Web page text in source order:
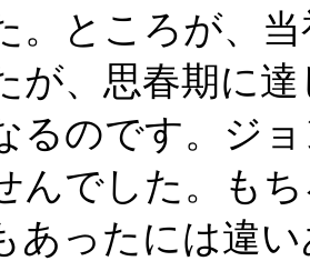
。ところが、
が、思春期に
るのです。ジ
んでした。も
あったには違